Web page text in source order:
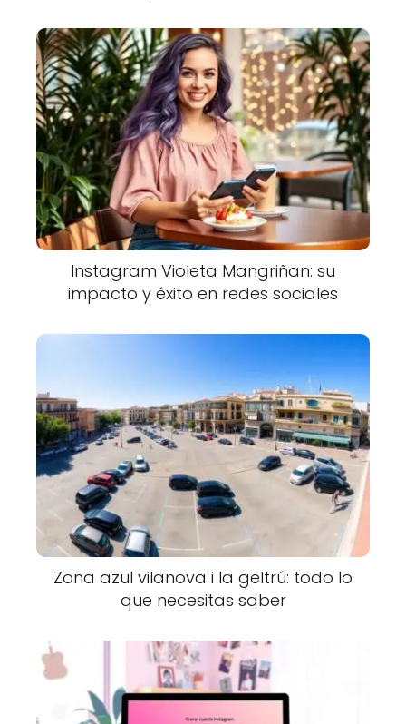
Instagram Violeta Mangriñan: su
impacto y éxito en redes sociales
Zona azul vilanova i la geltrú: todo lo
que necesitas saber